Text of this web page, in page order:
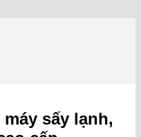
sấy lạnh,